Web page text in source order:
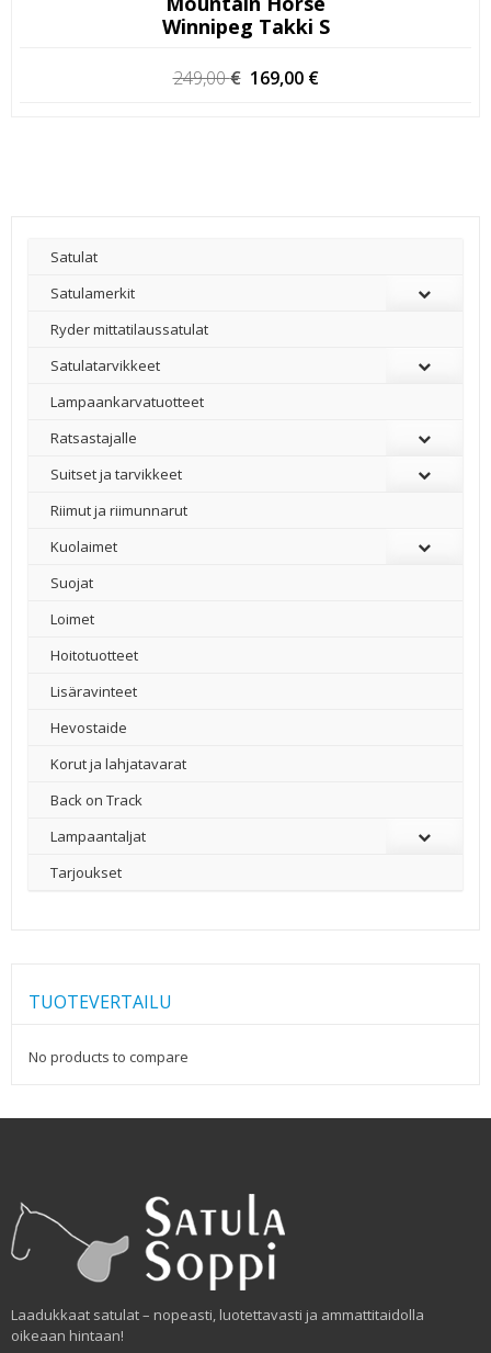
Winnipeg Takki S
249,00€ Alkuperäinen
169,00 €
Satulat
Satulamerkit
Ryder mittatilaussatulat
Satulatarvikkeet
–
Lampaankarvatuotteet
Ratsastajalle
Suitset ja tarvikkeet
Riimut ja riimunnarut
Kuolaimet
Suojat
Loimet
Hoitotuotteet
Lisäravinteet
Hevostaide
Korut ja lahjatavarat
Back on Track
Lampaantaljat
Tarjoukset
TUOTEVERTAILU
No products to compare
Laadukkaat satulat – nopeasti, luotettavasti ja ammattitaidolla
oikeaan hintaan!